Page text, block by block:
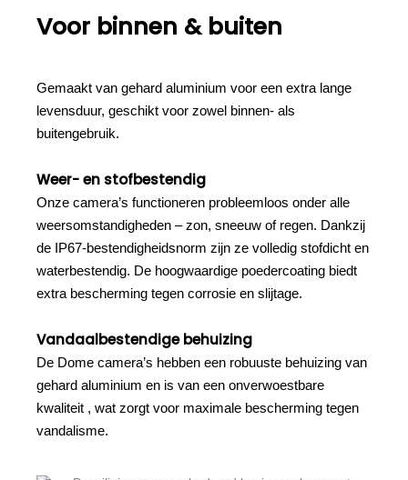
Voor binnen & buiten
Gemaakt van gehard aluminium voor een extra lange
levensduur, geschikt voor zowel binnen- als
buitengebruik.
Weer- en stofbestendig
Onze camera’s functioneren probleemloos onder alle
weersomstandigheden – zon, sneeuw of regen. Dankzij
de IP67-bestendigheidsnorm zijn ze volledig stofdicht en
waterbestendig. De hoogwaardige poedercoating biedt
extra bescherming tegen corrosie en slijtage.
Vandaalbestendige behuizing
De Dome camera’s hebben een robuuste behuizing van
gehard aluminium en is van een onverwoestbare
kwaliteit , wat zorgt voor maximale bescherming tegen
vandalisme.